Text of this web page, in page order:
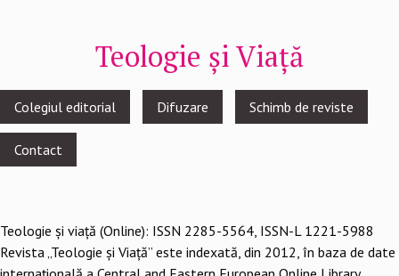
Teologie și Viață
Footer
menu
Colegiul editorial Difuzare Schimb de reviste
Contact
Teologie şi viaţă (Online): ISSN 2285-5564, ISSN-L 1221-5988
Revista „Teologie și Viață” este indexată, din 2012, în baza de date